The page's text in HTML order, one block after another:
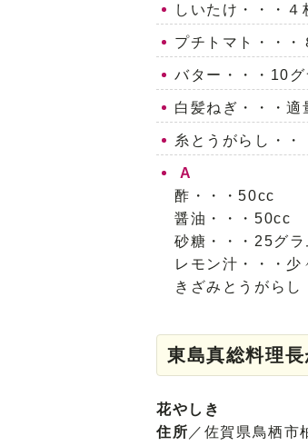
しいたけ・・・４
プチトマト・・・
バター・・・10グ
白髪ねぎ・・・適
糸とうがらし・・
A
酢・・・50cc
醤油・・・50cc
砂糖・・・25グラ
レモン汁・・・少
きざみとうがらし
東島真総料理
花やしき
住所 ／佐賀県鳥栖市